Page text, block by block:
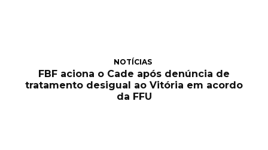
NOTÍCIAS
FBF aciona o Cade após denúncia de
tratamento desigual ao Vitória em acordo
da FFU